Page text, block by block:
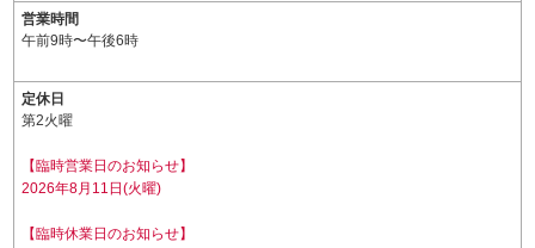
営業時間
午前9時〜午後6時
定休日
第2火曜
【臨時営業日のお知らせ】
2026年8月11日(火曜)
【臨時休業日のお知らせ】